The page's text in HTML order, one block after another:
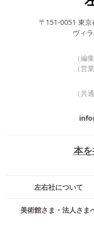
本
左右社について
美術館さま・法人さま
〒151-0051 東京
ヴィ
（編集
（営業
（共通